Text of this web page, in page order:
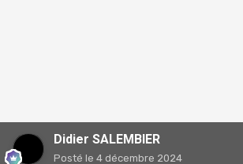
Didier SALEMBIER
Posté le 4 décembre 2024